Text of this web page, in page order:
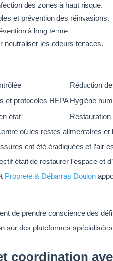
des zones à haut risque.
et prévention des réinvasions.
à long terme.
neutraliser les odeurs tenaces.
Réduction
et protocoles HEPAHygiène
état
Restauration
où les restes alimentaires
ont été éradiquées et l’air
était de restaurer l’espace et
Propreté & Débarras Doulon
de prendre conscience des
sur des plateformes
coordination